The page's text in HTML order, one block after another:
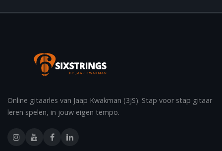
Online gitaarles van Jaap Kwakman (3JS). Stap voor stap gitaar
leren spelen, in jouw eigen tempo.